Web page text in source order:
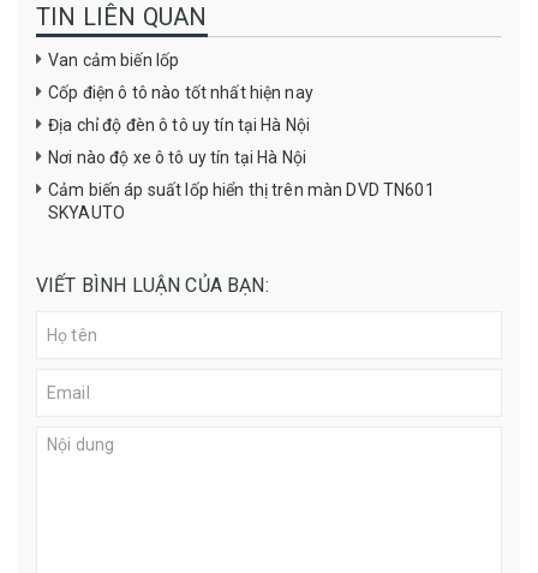
TIN LIÊN QUAN
Van cảm biến lốp
Cốp điện ô tô nào tốt nhất hiện nay
Địa chỉ độ đèn ô tô uy tín tại Hà Nội
Nơi nào độ xe ô tô uy tín tại Hà Nội
Cảm biến áp suất lốp hiển thị trên màn DVD TN601
SKYAUTO
VIẾT BÌNH LUẬN CỦA BẠN: